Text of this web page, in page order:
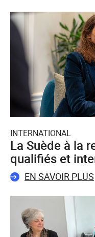
INTERNATIONAL
La Suède à la
qualifiés et
EN SAVOIR PLUS